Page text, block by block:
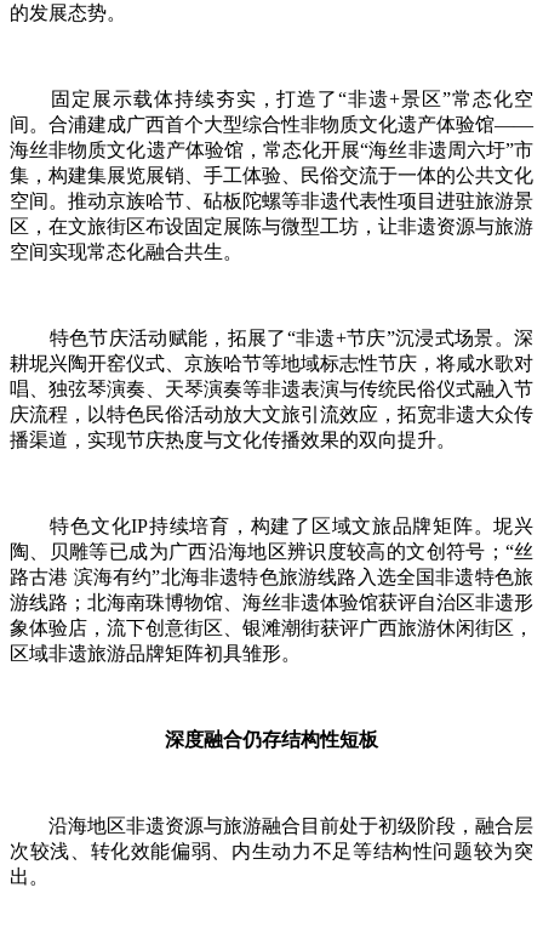
的发展态势。
固定展示载体持续夯实，打造了“非遗+景区”常态化空
间。合浦建成广西首个大型综合性非物质文化遗产体验馆——
海丝非物质文化遗产体验馆，常态化开展“海丝非遗周六圩”市
集，构建集展览展销、手工体验、民俗交流于一体的公共文化
空间。推动京族哈节、砧板陀螺等非遗代表性项目进驻旅游景
区，在文旅街区布设固定展陈与微型工坊，让非遗资源与旅游
空间实现常态化融合共生。
特色节庆活动赋能，拓展了“非遗+节庆”沉浸式场景。深
耕坭兴陶开窑仪式、京族哈节等地域标志性节庆，将咸水歌对
唱、独弦琴演奏、天琴演奏等非遗表演与传统民俗仪式融入节
庆流程，以特色民俗活动放大文旅引流效应，拓宽非遗大众传
播渠道，实现节庆热度与文化传播效果的双向提升。
特色文化IP持续培育，构建了区域文旅品牌矩阵。坭兴
陶、贝雕等已成为广西沿海地区辨识度较高的文创符号；“丝
路古港 滨海有约”北海非遗特色旅游线路入选全国非遗特色旅
游线路；北海南珠博物馆、海丝非遗体验馆获评自治区非遗形
象体验店，流下创意街区、银滩潮街获评广西旅游休闲街区，
区域非遗旅游品牌矩阵初具雏形。
深度融合仍存结构性短板
沿海地区非遗资源与旅游融合目前处于初级阶段，融合层
次较浅、转化效能偏弱、内生动力不足等结构性问题较为突
出。